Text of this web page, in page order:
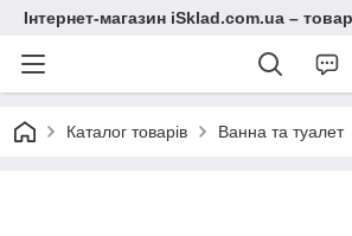
Інтернет-магазин iSklad.com.ua –
Каталог товарів Ванна та туалет